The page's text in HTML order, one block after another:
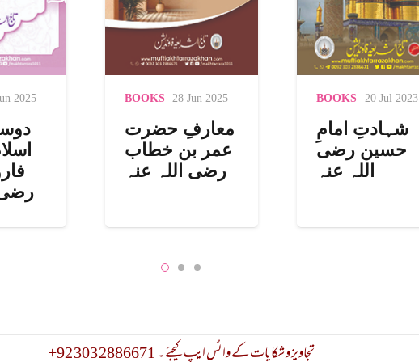
2025 BOOKS 20 Jul 2023
شہادتِ امامِ
حسین رضی
اللہ عنہ
BOOKS 20 Jul 2023
فضائل حسن و
حسین رضی
اللہ عنہما
+92 303 2886671 تجاویز و شکایات کے واٹس ایپ کیجئے ۔